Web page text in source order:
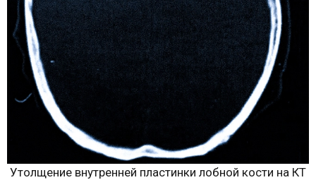
Утолщение внутренней пластинки лобной кости на КТ